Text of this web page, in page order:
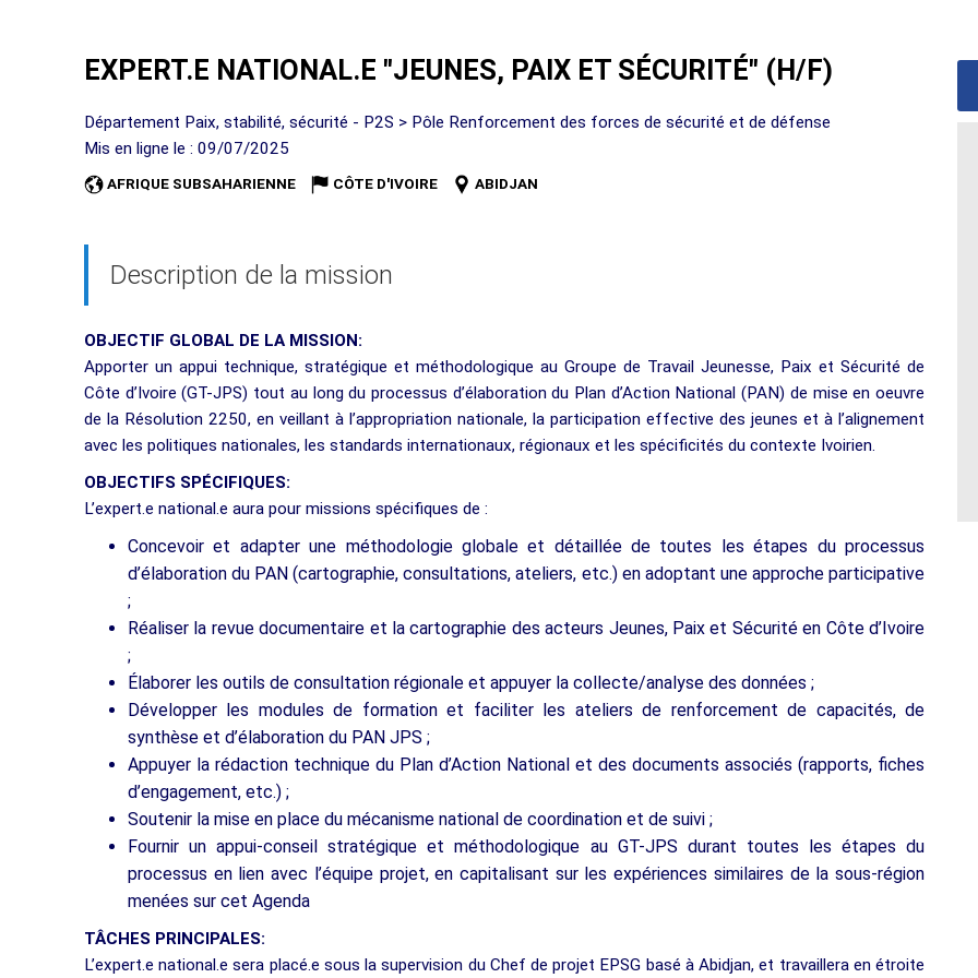
EXPERT.E NATIONAL.E "JEUNES, PAIX ET SÉCURITÉ" (H/F)
Département Paix, stabilité, sécurité - P2S > Pôle Renforcement des forces de sécurité et de défense
Mis en ligne le : 09/07/2025
AFRIQUE SUBSAHARIENNE CÔTE D'IVOIRE ABIDJAN
Description de la mission
OBJECTIF GLOBAL DE LA MISSION:
Apporter un appui technique, stratégique et méthodologique au Groupe de Travail Jeunesse, Paix et Sécurité de
Côte d’Ivoire (GT-JPS) tout au long du processus d’élaboration du Plan d’Action National (PAN) de mise en oeuvre
de la Résolution 2250, en veillant à l’appropriation nationale, la participation effective des jeunes et à l’alignement
avec les politiques nationales, les standards internationaux, régionaux et les spécificités du contexte Ivoirien.
OBJECTIFS SPÉCIFIQUES:
L’expert.e national.e aura pour missions spécifiques de :
Concevoir et adapter une méthodologie globale et détaillée de toutes les étapes du processus
d’élaboration du PAN (cartographie, consultations, ateliers, etc.) en adoptant une approche participative
;
Réaliser la revue documentaire et la cartographie des acteurs Jeunes, Paix et Sécurité en Côte d’Ivoire
;
Élaborer les outils de consultation régionale et appuyer la collecte/analyse des données ;
Développer les modules de formation et faciliter les ateliers de renforcement de capacités, de
synthèse et d’élaboration du PAN JPS ;
Appuyer la rédaction technique du Plan d’Action National et des documents associés (rapports, fiches
d’engagement, etc.) ;
Soutenir la mise en place du mécanisme national de coordination et de suivi ;
Fournir un appui-conseil stratégique et méthodologique au GT-JPS durant toutes les étapes du
processus en lien avec l’équipe projet, en capitalisant sur les expériences similaires de la sous-région
menées sur cet Agenda
TÂCHES PRINCIPALES:
L’expert.e national.e sera placé.e sous la supervision du Chef de projet EPSG basé à Abidjan, et travaillera en étroite